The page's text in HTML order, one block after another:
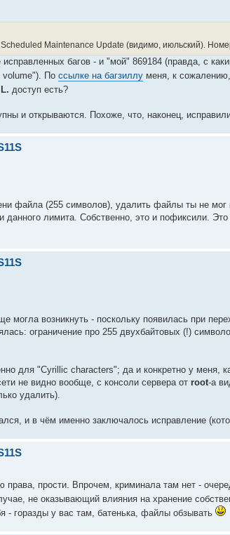
Maintenance Update (видимо, июльский).
исправленных багов - и "мой" 869184 (правда, с
volume"). По ссылке на багзиллу меня, к
доступ есть?
и открываются. Похоже, что, наконец,
файла (255 символов), удалить файлы ты не мог
лимита. Собственно, это и пофиксили.
возникнуть - поскольку появилась при
ограничение про 255 двухбайтовых (!)
для "Cyrillic characters"; да и конкретно у меня,
не видно вообще, с консоли сервера от root-а
удалить).
и в чём именно заключалось исправление
права, прости. Впрочем, криминала там нет -
не оказывающий влияния на хранение
- горазды у вас там, батенька, файлы обзывать